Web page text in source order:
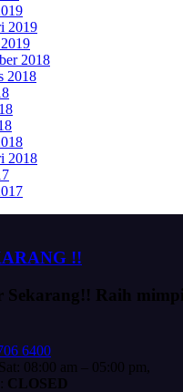
2019
2018
2018
2018
!!
Sekarang!! Raih
6400
08:00 am – 05:00 pm,
CLOSED